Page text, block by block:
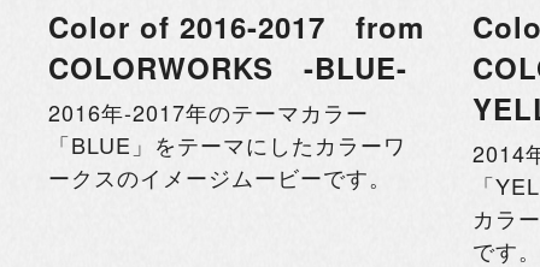
Color of 2016-2017 from
COLORWORKS -BLUE-
2016年-2017年のテーマカラー
「BLUE」をテーマにしたカラーワ
ークスのイメージムービーです。
2014
「
カラ
です。